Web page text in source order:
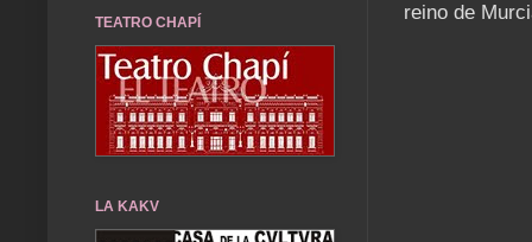
reino de
TEATRO CHAPÍ
LA KAKV